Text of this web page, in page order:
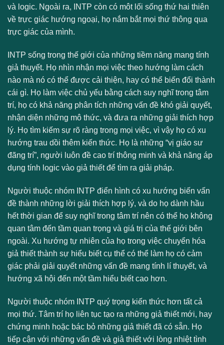
và logic. Ngoài ra, INTP còn có môt lối sống thứ hai thiên
về trực giác hướng ngoại, họ nắm bắt mọi thứ thông qua
trực giác của mình.
INTP sống trong thế giới của những tiềm năng mang tính
giả thuyết. Họ nhìn nhận mọi việc theo hướng làm cách
nào mà nó có thể được cải thiện, hay có thể biến đổi thành
cái gì. Họ làm việc chủ yếu bằng cách suy nghĩ trong tâm
trí, họ có khả năng phân tích những vấn đề khó giải quyết,
nhận diện những mô thức, và đưa ra những giải thích hợp
lý. Họ tìm kiếm sự rõ ràng trong mọi việc, vì vậy họ có xu
hướng trau dồi thêm kiến thức. Họ là những “vị giáo sư
đãng trí”, người luôn đề cao trí thông minh và khả năng áp
dụng tính logic vào giả thiết để tìm ra giải pháp.
Người thuộc nhóm INTP điển hình có xu hướng biến vấn
đề thành những lời giải thích hợp lý, và do họ dành hầu
hết thời gian để suy nghĩ trong tâm trí nên có thể họ không
quan tâm đến tầm quan trọng và giá trị của thế giới bên
ngoài. Xu hướng tự nhiên của họ trong việc chuyển hóa
giả thiết thành sự hiểu biết cụ thể có thể làm họ có cảm
giác phải giải quyết những vấn đề mang tính lí thuyết, và
hướng xã hội đến một tầm hiểu biết cao hơn.
Người thuộc nhóm INTP quý trọng kiến thức hơn tất cả
mọi thứ. Tâm trí họ liên tục tạo ra những giả thiết mới, hay
chứng minh hoặc bác bỏ những giả thiết đã có sẵn. Họ
tiếp cận với những vấn đề và giả thiết với lòng nhiệt tình